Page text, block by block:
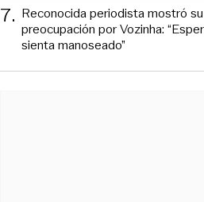
7. Reconocida periodista mostró su
preocupación por Vozinha:
sienta manoseado”